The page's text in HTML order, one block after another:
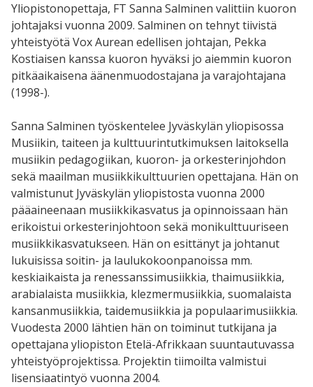
Yliopistonopettaja, FT Sanna Salminen valittiin kuoron
johtajaksi vuonna 2009. Salminen on tehnyt tiivistä
yhteistyötä Vox Aurean edellisen johtajan, Pekka
Kostiaisen kanssa kuoron hyväksi jo aiemmin kuoron
pitkäaikaise­na ää­nenmuodostajana ja varajohtajana
(1998-).
Sanna Salminen työskentelee Jyväskylän yliopisossa
Musiikin, taiteen ja kulttuurintutkimuksen laitoksella
musiikin pedagogiikan, kuoron- ja orkesterinjohdon
sekä maailman musiikkikulttuurien opettajana. Hän on
valmistunut Jyväskylän yliopistosta vuonna 2000
pääaineenaan musiikkikasvatus ja opinnoissaan hän
erikoistui orkesterinjohtoon sekä monikulttuuriseen
musiikkikasvatukseen. Hän on esittänyt ja johtanut
lukuisissa soitin- ja laulukokoonpanoissa mm.
keskiaikaista ja renessanssimusiikkia, thaimusiikkia,
arabialaista musiikkia, klezmermusiikkia, suomalaista
kansanmusiikkia, taidemusiikkia ja populaarimusiikkia.
Vuodesta 2000 lähtien hän on toiminut tutkijana ja
opettajana yliopiston Etelä-Afrikkaan suuntautuvassa
yhteistyöprojektissa. Projektin tiimoilta valmistui
lisensiaatintyö vuonna 2004.